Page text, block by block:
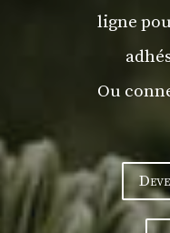
ligne
Ou